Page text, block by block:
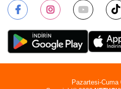
Pazartesi-Cuma